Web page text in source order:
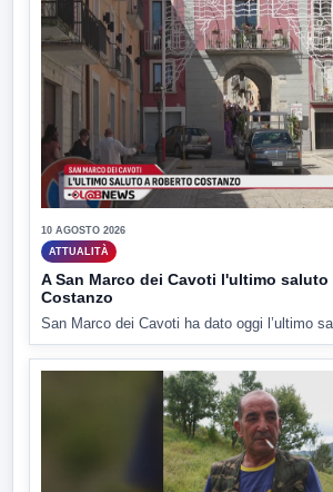
10 AGOSTO 2026
ATTUALITÀ
A San Marco dei Cavoti l'ultimo saluto
Costanzo
San Marco dei Cavoti ha dato oggi l’ultimo